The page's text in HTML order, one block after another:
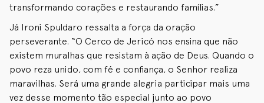
transformando corações e restaurando famílias.”
Já Ironi Spuldaro ressalta a força da oração
perseverante. “O Cerco de Jericó nos ensina que não
existem muralhas que resistam à ação de Deus. Quando o
povo reza unido, com fé e confiança, o Senhor realiza
maravilhas. Será uma grande alegria participar mais uma
vez desse momento tão especial junto ao povo